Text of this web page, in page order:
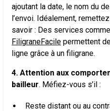
ajoutant la date, le nom du
l’envoi. Idéalement,
savoir : Des services comme
FiligraneFacile permettent
ligne grâce à un filigrane.
4. Attention aux
bailleur. Méfiez-vous s’il :
Reste distant ou au